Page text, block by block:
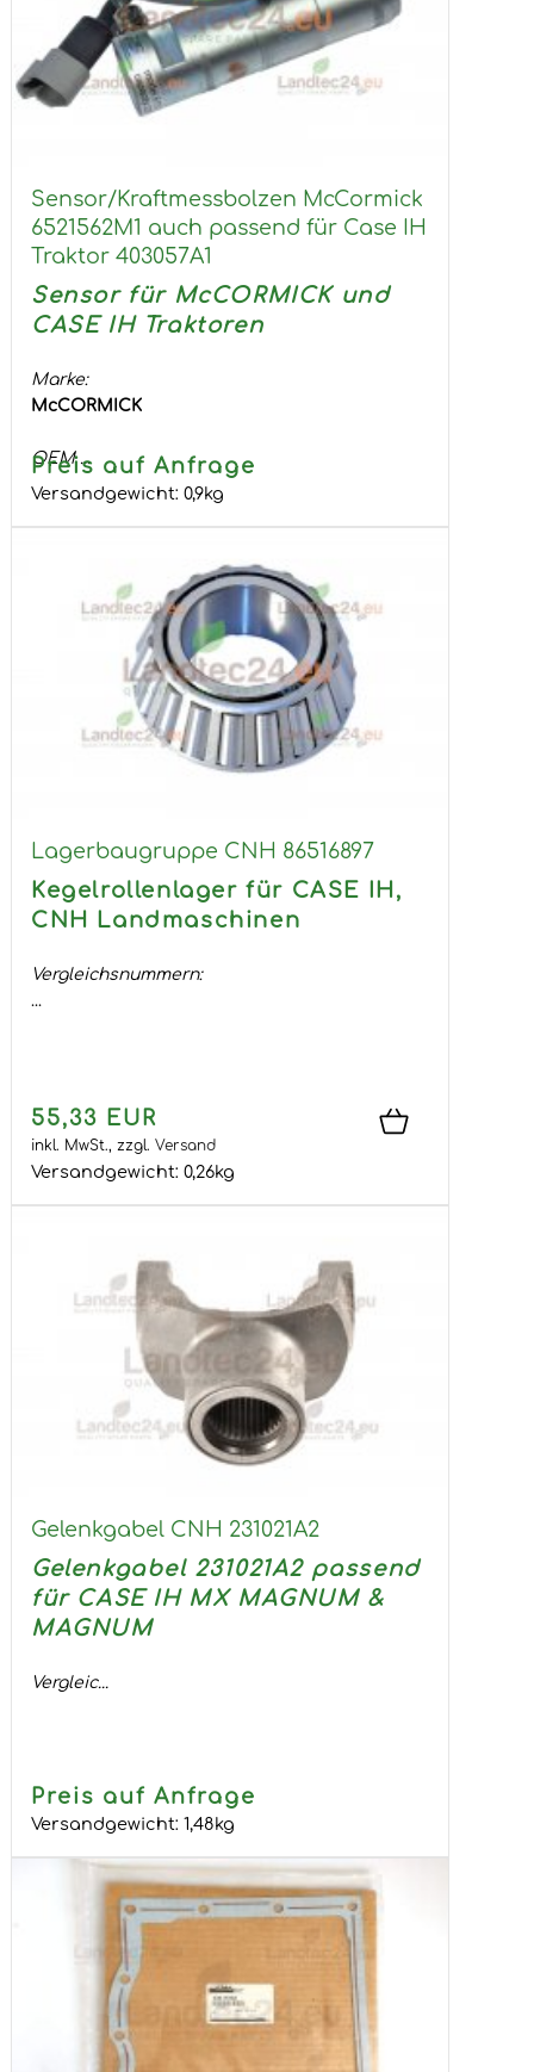
Sensor/Kraftmessbolzen McCormick
6521562M1 auch passend für Case IH
Traktor 403057A1
Sensor für McCORMICK und
CASE IH Traktoren
Marke:
McCORMICK
OEM ...
Preis auf Anfrage
Versandgewicht: 0,9kg
Lagerbaugruppe CNH 86516897
Kegelrollenlager für CASE IH,
CNH Landmaschinen
Vergleichsnummern:
...
55,33 EUR
inkl. MwSt., zzgl. Versand
Versandgewicht: 0,26kg
Gelenkgabel CNH 231021A2
Gelenkgabel 231021A2 passend
für CASE IH MX MAGNUM &
MAGNUM
Vergleic...
Preis auf Anfrage
Versandgewicht: 1,48kg